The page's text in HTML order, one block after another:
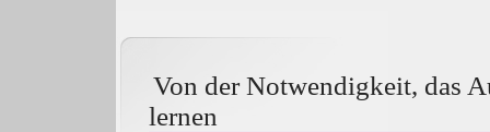
Von der Notwendigkeit, das
lernen